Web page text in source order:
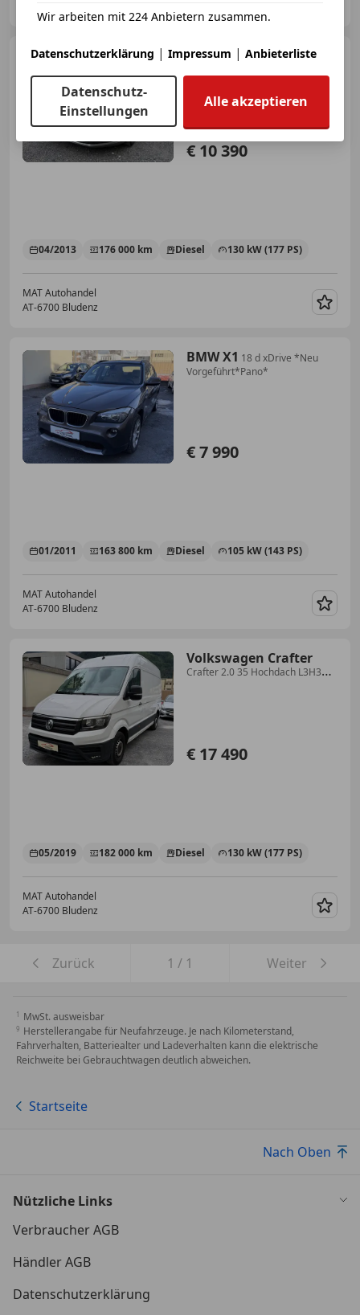
Volkswagen Passat
€ 10 390
04/2013 176 000 km Diesel 130 kW (177 PS)
MAT Autohandel
AT-6700 Bludenz
BMW X1 18 d xDrive *Neu
Vorgeführt*Pano*
€ 7 990
01/2011 163 800 km Diesel 105 kW (143 PS)
MAT Autohandel
AT-6700 Bludenz
Volkswagen Crafter
Crafter 2.0 35 Hochdach L3H3
€ 17 490
05/2019 182 000 km Diesel 130 kW (177 PS)
MAT Autohandel
AT-6700 Bludenz
Zurück 1 / 1 Weiter
MwSt. ausweisbar
Herstellerangabe für Neufahrzeuge. Je nach Kilometerstand,
Fahrverhalten, Batteriealter und Ladeverhalten kann die elektrische
Reichweite bei Gebrauchtwagen deutlich abweichen.
Startseite
Nach Oben
Nützliche Links
Verbraucher AGB
Händler AGB
Datenschutzerklärung
Wir arbeiten mit 224 Anbietern zusammen.
Datenschutzerklärung | Impressum | Anbieterliste
Datenschutz-
Einstellungen
Alle akzeptieren